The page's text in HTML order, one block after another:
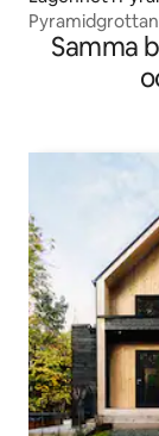
Pyramidgrottan
Samma